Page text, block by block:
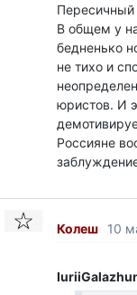
Пересичный
В общем у
бедненько
не тихо и
юристов. И
Россияне
Колеш 10